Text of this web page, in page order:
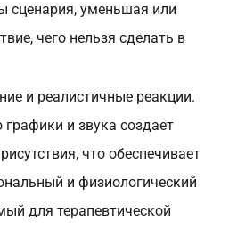
сценария, уменьшая или
чего нельзя сделать в
и реалистичные реакции.
графики и звука создает
что обеспечивает
и физиологический
для терапевтической